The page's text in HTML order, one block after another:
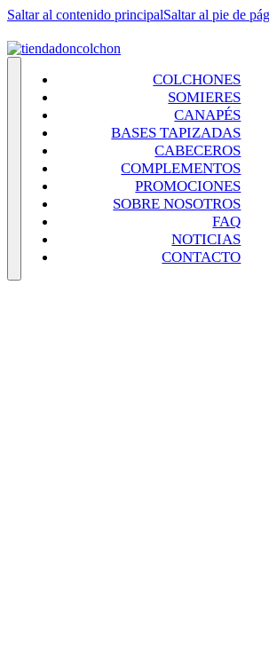
Saltar al contenido principalSaltar al pie de
COLCHONES
SOMIERES
CANAPÉS
BASES TAPIZADAS
CABECEROS
COMPLEMENTOS
PROMOCIONES
SOBRE NOSOTROS
FAQ
NOTICIAS
CONTACTO